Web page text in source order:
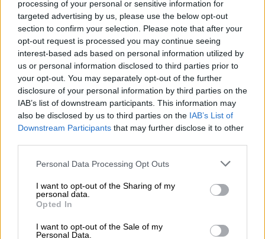
processing of your personal or sensitive information for
targeted advertising by us, please use the below opt-out
section to confirm your selection. Please note that after your
opt-out request is processed you may continue seeing
interest-based ads based on personal information utilized by
us or personal information disclosed to third parties prior to
your opt-out. You may separately opt-out of the further
disclosure of your personal information by third parties on the
IAB’s list of downstream participants. This information may
also be disclosed by us to third parties on the IAB’s List of
Downstream Participants that may further disclose it to other
Please note that this website/app uses one or more Google
not limited to your visit or usage behaviour. You may click to
grant or deny consent to Google and its third-party tags to
use your data for below specified purposes in below Google
consent section.
Personal Data Processing Opt Outs
I want to opt-out of the Sharing of my
personal data.
Opted In
I want to opt-out of the Sale of my
Personal Data.
2024 άλλαξε σελίδα, όσον αφορά την
αντιμετώπιση τηςαθλητικής βίας. Έχουμε
φέρει ένα σημαντικό αποτέλεσμα στις
εξέδρες τουποδοσφαίρου και τουμπάσκετ
Και την ίδια στιγμή υπάρχει τοξικότητα
στους παράγοντες των δυο ομάδων. Μπήκαν
παντού κάμερες και το ηλεκτρονικό
εισιτήριο. Αυτό που έγινε προχθές δεν έχει
τοξικότητα και θέλουμε να το
αντιμετωπίσουμε ως πολιτεία», συμπλήρωσε
στη συνέχεια.
Για τη συνάντηση των «αιωνίων»:
«Μέχρι